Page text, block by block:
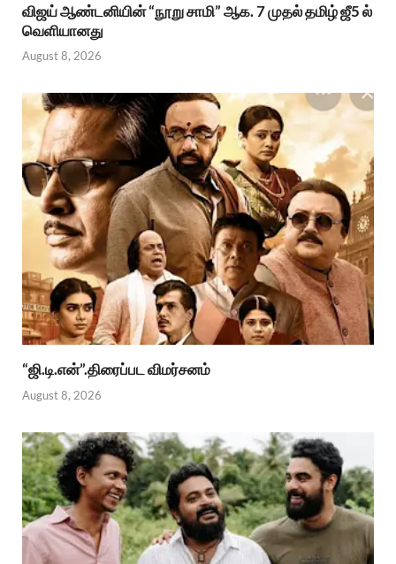
விஜய் ஆண்டனியின் “நூறு சாமி” ஆக. 7 முதல் தமிழ் ஜீ5 ல்
வெளியானது
August 8, 2026
“ஜி.டி.என்”.திரைப்பட விமர்சனம்
August 8, 2026